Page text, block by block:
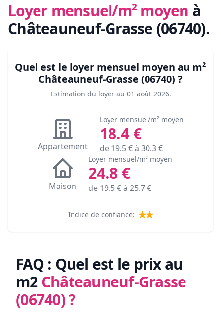
Loyer mensuel/m² moyen à
Châteauneuf-Grasse (06740).
Quel est le loyer mensuel moyen au m²
Châteauneuf-Grasse (06740) ?
Estimation du loyer au 01 août 2026.
Appartement
Loyer mensuel/m² moyen
18.4€
de 19.5€ à 30.3€
Maison
Loyer mensuel/m² moyen
24.8 €
de 19.5€ à 25.7€
Indice de confiance:
FAQ : Quel est le prix au
m2Châteauneuf-Grasse
(06740)?